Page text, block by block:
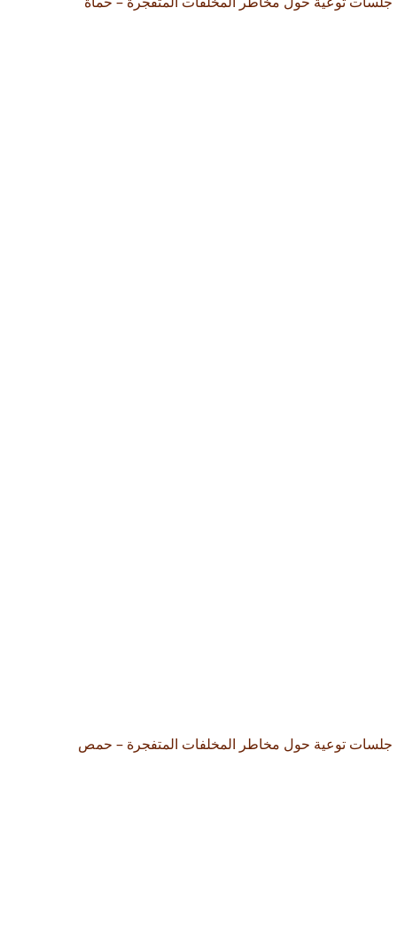
جلسات توعية حول مخاطر المخلفات المتفجرة – حمص